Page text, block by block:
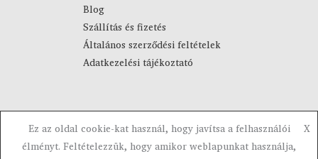
t
1
0
t
Blog
Szállítás és fizetés
Általános szerződési feltételek
Adatkezelési tájékoztató
Copyright © 2023-2026 Visztra. Powered by Visztra.
Ez az oldal cookie-kat használ, hogy javítsa a felhasználói
élményt. Feltételezzük, hogy amikor weblapunkat használja,
X